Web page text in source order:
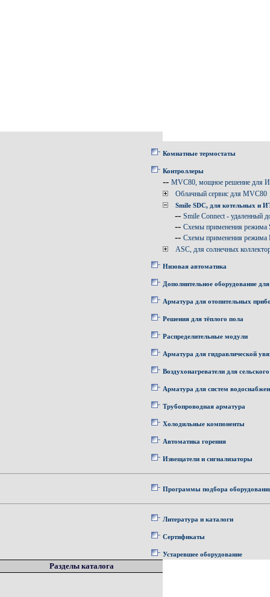
Комнатные термостаты
Контроллеры
-- MVC80, мощное решение для
Облачный сервис для MVC80
Smile SDC, для котельных и
-- Smile Connect - удаленный
-- Схемы применения режима
-- Схемы применения режима
ASC, для солнечных
Низовая автоматика
Дополнительное оборудование
Арматура для отопительных
Решения для тёплого пола
Распределительные модули
Арматура для гидравлической
Воздухонагреватели для
Арматура для систем
Трубопроводная арматура
Холодильные компоненты
Автоматика горения
Извещатели и сигнализаторы
Программы подбора
Литература и каталоги
Сертификаты
Устаревшее оборудование
Разделы каталога